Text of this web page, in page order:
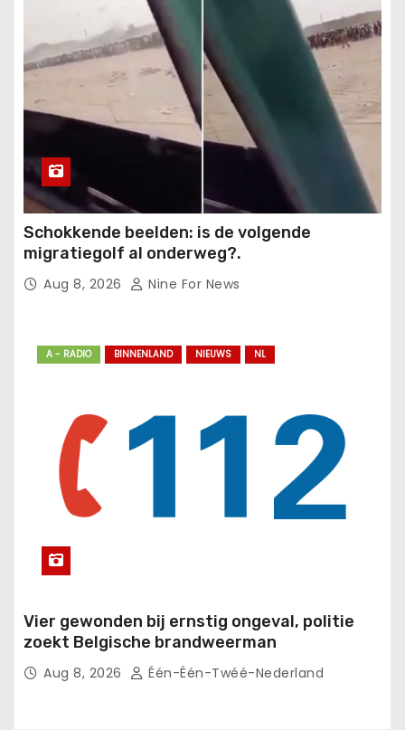
Schokkende beelden: is de volgende
migratiegolf al onderweg?.
Aug 8, 2026 Nine For News
A - RADIO BINNENLAND NIEUWS NL
Vier gewonden bij ernstig ongeval, politie
zoekt Belgische brandweerman
Aug 8, 2026 Één-Één-Twéé-Nederland